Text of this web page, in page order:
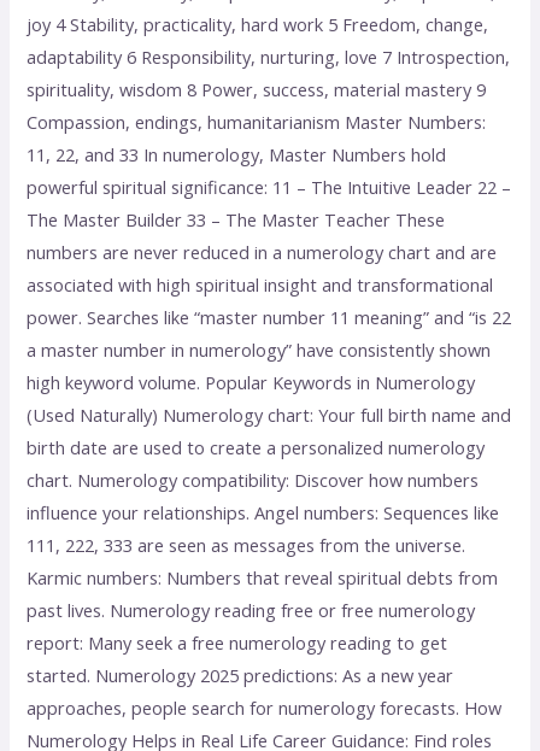
joy 4 Stability, practicality, hard work 5 Freedom, change,
adaptability 6 Responsibility, nurturing, love 7 Introspection,
spirituality, wisdom 8 Power, success, material mastery 9
Compassion, endings, humanitarianism Master Numbers:
11, 22, and 33 In numerology, Master Numbers hold
powerful spiritual significance: 11 – The Intuitive Leader 22 –
The Master Builder 33 – The Master Teacher These
numbers are never reduced in a numerology chart and are
associated with high spiritual insight and transformational
power. Searches like “master number 11 meaning” and “is 22
a master number in numerology” have consistently shown
high keyword volume. Popular Keywords in Numerology
(Used Naturally) Numerology chart: Your full birth name and
birth date are used to create a personalized numerology
chart. Numerology compatibility: Discover how numbers
influence your relationships. Angel numbers: Sequences like
111, 222, 333 are seen as messages from the universe.
Karmic numbers: Numbers that reveal spiritual debts from
past lives. Numerology reading free or free numerology
report: Many seek a free numerology reading to get
started. Numerology 2025 predictions: As a new year
approaches, people search for numerology forecasts. How
Numerology Helps in Real Life Career Guidance: Find roles